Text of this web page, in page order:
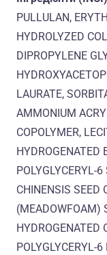
PULLULAN,
HYDROLYZED
DIPROPYLENE
LAURATE,
AMMONIUM
COPOLYMER,
HYDROGENATED
POLYGLYCERYL-
CHINENSIS SEED
(MEADOWFOAM)
HYDROGENATED
POLYGLYCERYL-